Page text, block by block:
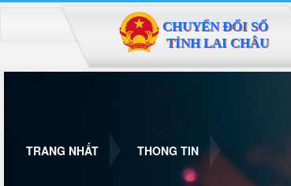
TRANG NHẤT THONG TIN
Đã kết nối EMC